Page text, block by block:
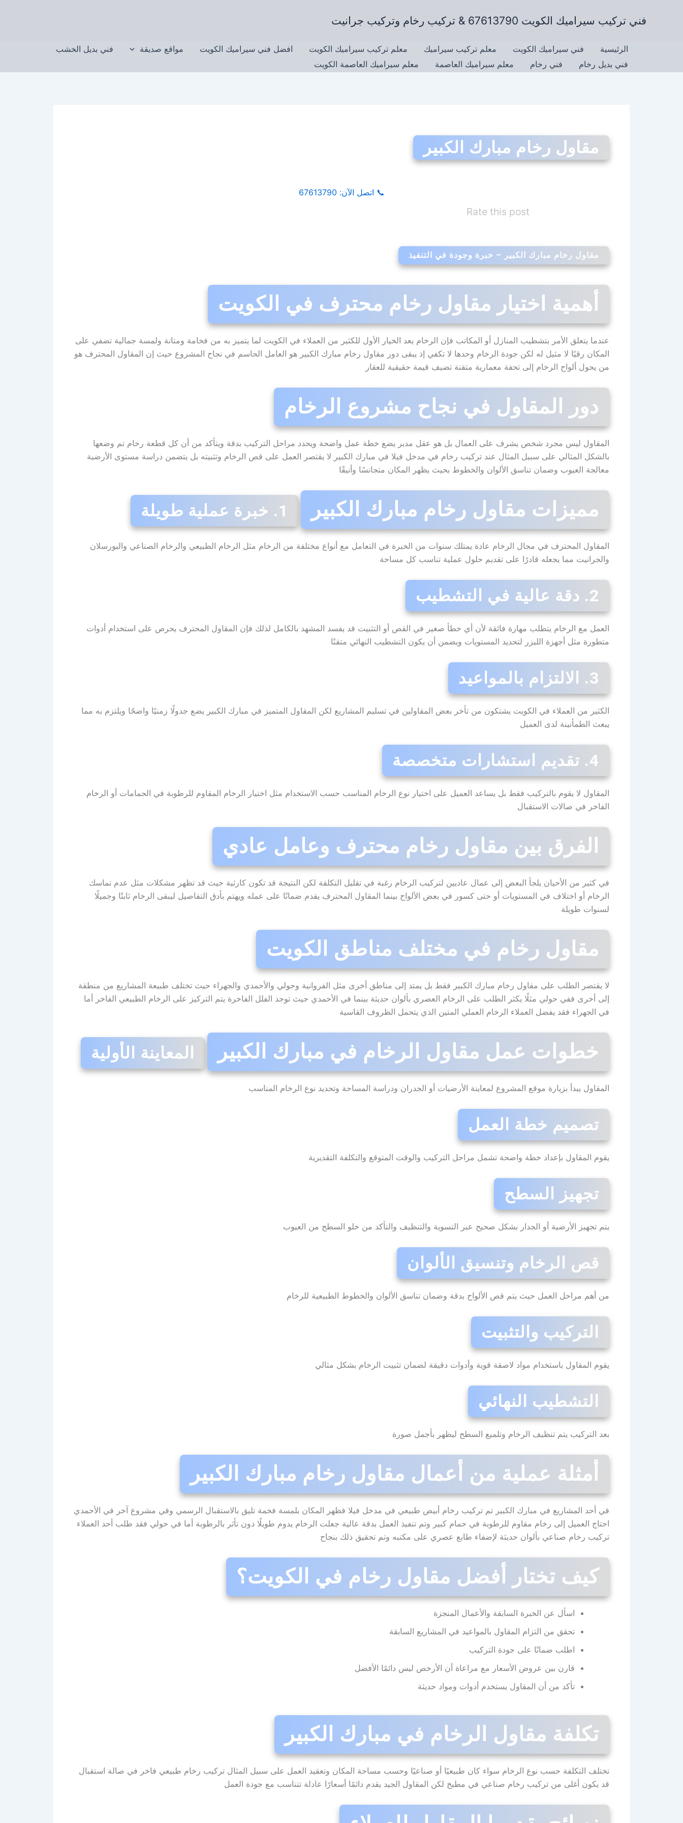
فني تركيب سيراميك الكويت 67613790 & تركيب رخام وتركيب جرانيت
الرئيسية فني سيراميك الكويت معلم تركيب سيراميك معلم تركيب سيراميك الكويت افضل فني سيراميك الكويت مواقع صديقة
فني بديل الخشب
فني بديل رخام
فني رخام معلم سيراميك العاصمة معلم سيراميك العاصمة الكويت
مقاول رخام مبارك الكبير
📞 اتصل الآن: 67613790
Rate this post
مقاول رخام مبارك الكبير – خبرة وجودة في التنفيذ
أهمية اختيار مقاول رخام محترف في الكويت
عندما يتعلق الأمر بتشطيب المنازل أو المكاتب فإن الرخام يعد الخيار الأول للكثير من العملاء في الكويت لما يتميز به من فخامة ومتانة ولمسة جمالية تضفي على
المكان رقيًا لا مثيل له لكن جودة الرخام وحدها لا تكفي إذ يبقى دور مقاول رخام مبارك الكبير هو العامل الحاسم في نجاح المشروع حيث إن المقاول المحترف هو
من يحول ألواح الرخام إلى تحفة معمارية متقنة تضيف قيمة حقيقية للعقار
دور المقاول في نجاح مشروع الرخام
المقاول ليس مجرد شخص يشرف على العمال بل هو عقل مدبر يضع خطة عمل واضحة ويحدد مراحل التركيب بدقة ويتأكد من أن كل قطعة رخام تم وضعها
بالشكل المثالي على سبيل المثال عند تركيب رخام في مدخل فيلا في مبارك الكبير لا يقتصر العمل على قص الرخام وتثبيته بل يتضمن دراسة مستوى الأرضية
معالجة العيوب وضمان تناسق الألوان والخطوط بحيث يظهر المكان متجانسًا وأنيقًا
مميزات مقاول رخام مبارك الكبير 1. خبرة عملية طويلة
المقاول المحترف في مجال الرخام عادة يمتلك سنوات من الخبرة في التعامل مع أنواع مختلفة من الرخام مثل الرخام الطبيعي والرخام الصناعي والبورسلان
والجرانيت مما يجعله قادرًا على تقديم حلول عملية تناسب كل مساحة
2. دقة عالية في التشطيب
العمل مع الرخام يتطلب مهارة فائقة لأن أي خطأ صغير في القص أو التثبيت قد يفسد المشهد بالكامل لذلك فإن المقاول المحترف يحرص على استخدام أدوات
متطورة مثل أجهزة الليزر لتحديد المستويات ويضمن أن يكون التشطيب النهائي متقنًا
3. الالتزام بالمواعيد
الكثير من العملاء في الكويت يشتكون من تأخر بعض المقاولين في تسليم المشاريع لكن المقاول المتميز في مبارك الكبير يضع جدولًا زمنيًا واضحًا ويلتزم به مما
يبعث الطمأنينة لدى العميل
4. تقديم استشارات متخصصة
المقاول لا يقوم بالتركيب فقط بل يساعد العميل على اختيار نوع الرخام المناسب حسب الاستخدام مثل اختيار الرخام المقاوم للرطوبة في الحمامات أو الرخام
الفاخر في صالات الاستقبال
الفرق بين مقاول رخام محترف وعامل عادي
في كثير من الأحيان يلجأ البعض إلى عمال عاديين لتركيب الرخام رغبة في تقليل التكلفة لكن النتيجة قد تكون كارثية حيث قد تظهر مشكلات مثل عدم تماسك
الرخام أو اختلاف في المستويات أو حتى كسور في بعض الألواح بينما المقاول المحترف يقدم ضمانًا على عمله ويهتم بأدق التفاصيل ليبقى الرخام ثابتًا وجميلًا
لسنوات طويلة
مقاول رخام في مختلف مناطق الكويت
لا يقتصر الطلب على مقاول رخام مبارك الكبير فقط بل يمتد إلى مناطق أخرى مثل الفروانية وحولي والأحمدي والجهراء حيث تختلف طبيعة المشاريع من منطقة
إلى أخرى ففي حولي مثلًا يكثر الطلب على الرخام العصري بألوان حديثة بينما في الأحمدي حيث توجد الفلل الفاخرة يتم التركيز على الرخام الطبيعي الفاخر أما
في الجهراء فقد يفضل العملاء الرخام العملي المتين الذي يتحمل الظروف القاسية
خطوات عمل مقاول الرخام في مبارك الكبير المعاينة الأولية
المقاول يبدأ بزيارة موقع المشروع لمعاينة الأرضيات أو الجدران ودراسة المساحة وتحديد نوع الرخام المناسب
تصميم خطة العمل
يقوم المقاول بإعداد خطة واضحة تشمل مراحل التركيب والوقت المتوقع والتكلفة التقديرية
تجهيز السطح
يتم تجهيز الأرضية أو الجدار بشكل صحيح عبر التسوية والتنظيف والتأكد من خلو السطح من العيوب
قص الرخام وتنسيق الألوان
من أهم مراحل العمل حيث يتم قص الألواح بدقة وضمان تناسق الألوان والخطوط الطبيعية للرخام
التركيب والتثبيت
يقوم المقاول باستخدام مواد لاصقة قوية وأدوات دقيقة لضمان تثبيت الرخام بشكل مثالي
التشطيب النهائي
بعد التركيب يتم تنظيف الرخام وتلميع السطح ليظهر بأجمل صورة
أمثلة عملية من أعمال مقاول رخام مبارك الكبير
في أحد المشاريع في مبارك الكبير تم تركيب رخام أبيض طبيعي في مدخل فيلا فظهر المكان بلمسة فخمة تليق بالاستقبال الرسمي وفي مشروع آخر في الأحمدي
احتاج العميل إلى رخام مقاوم للرطوبة في حمام كبير وتم تنفيذ العمل بدقة عالية جعلت الرخام يدوم طويلًا دون تأثر بالرطوبة أما في حولي فقد طلب أحد العملاء
تركيب رخام صناعي بألوان حديثة لإضفاء طابع عصري على مكتبه وتم تحقيق ذلك بنجاح
كيف تختار أفضل مقاول رخام في الكويت؟
اسأل عن الخبرة السابقة والأعمال المنجزة
تحقق من التزام المقاول بالمواعيد في المشاريع السابقة
اطلب ضمانًا على جودة التركيب
قارن بين عروض الأسعار مع مراعاة أن الأرخص ليس دائمًا الأفضل
تأكد من أن المقاول يستخدم أدوات ومواد حديثة
تكلفة مقاول الرخام في مبارك الكبير
تختلف التكلفة حسب نوع الرخام سواء كان طبيعيًا أو صناعيًا وحسب مساحة المكان وتعقيد العمل على سبيل المثال تركيب رخام طبيعي فاخر في صالة استقبال
قد يكون أغلى من تركيب رخام صناعي في مطبخ لكن المقاول الجيد يقدم دائمًا أسعارًا عادلة تتناسب مع جودة العمل